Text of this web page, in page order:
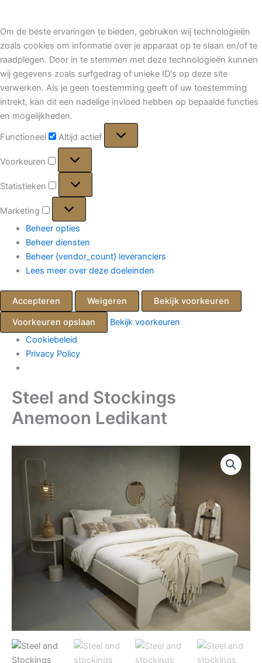
Om de beste ervaringen te bieden, gebruiken wij technologieën
zoals cookies om informatie over je apparaat op te slaan en/of te
raadplegen. Door in te stemmen met deze technologieën kunnen
wij gegevens zoals surfgedrag of unieke ID's op deze site
verwerken. Als je geen toestemming geeft of uw toestemming
intrekt, kan dit een nadelige invloed hebben op bepaalde functies
en mogelijkheden.
Functioneel
Altijd actief
Voorkeuren
Voorkeuren
Statistieken
Statistieken
Marketing
Marketing
Beheer opties
Beheer diensten
Beheer {vendor_count} leveranciers
Lees meer over deze doeleinden
Accepteren Weigeren
Bekijk voorkeuren
Voorkeuren opslaan
Bekijk voorkeuren
Cookiebeleid
Privacy Policy
Steel and Stockings
Anemoon Ledikant